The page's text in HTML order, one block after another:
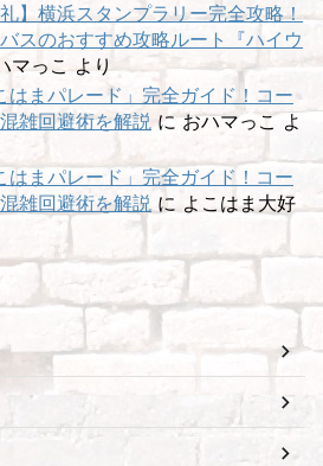
】横浜スタンプラリー完全攻略！
スのおすすめ攻略ルート『ハイウ
マっこ より
はまパレード」完全ガイド！コー
雑回避術を解説 におハマっこよ
まパレード」完全ガイド！コー
雑回避術を解説 に よこはま大好